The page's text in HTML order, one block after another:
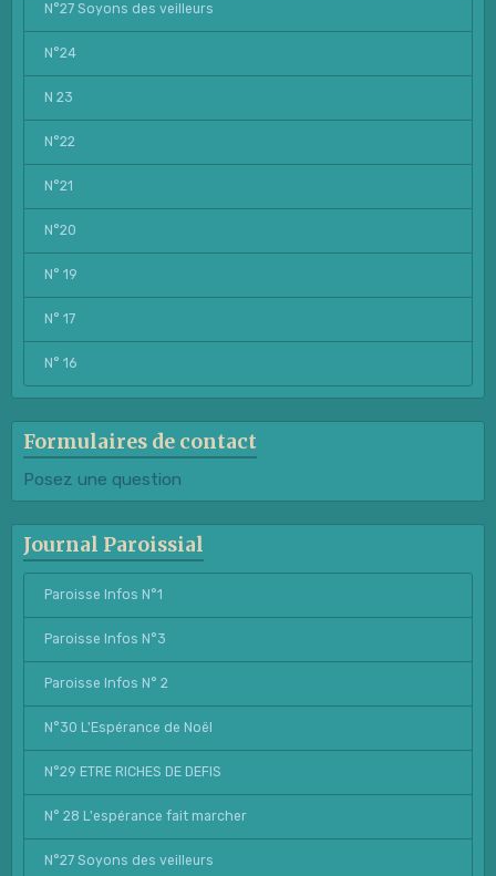
N°27 Soyons des veilleurs
N°24
N 23
N°22
N°21
N°20
N° 19
N° 17
N° 16
Formulaires de contact
Posez une question
Journal Paroissial
Paroisse Infos N°1
Paroisse Infos N°3
Paroisse Infos N° 2
N°30 L'Espérance de Noël
N°29 ETRE RICHES DE DEFIS
N° 28 L'espérance fait marcher
N°27 Soyons des veilleurs